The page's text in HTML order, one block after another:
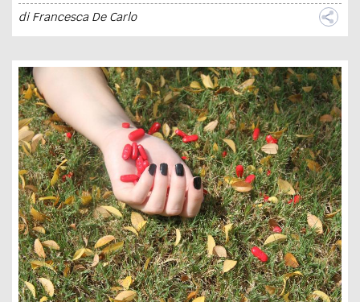
diFrancesca De Carlo